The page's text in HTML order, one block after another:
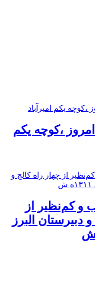
،کوچه یکم
و کم‌نظیر از
دبيرستان البرز